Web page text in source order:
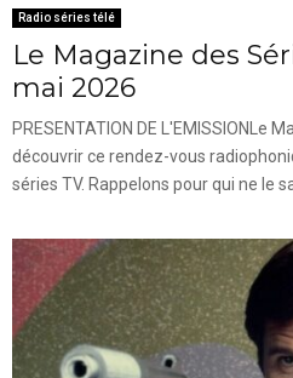
Radio séries télé
Le Magazine des
mai 2026
PRESENTATION DE L'EMISSIONLe
découvrir ce rendez-vous
séries TV. Rappelons pour qui ne le